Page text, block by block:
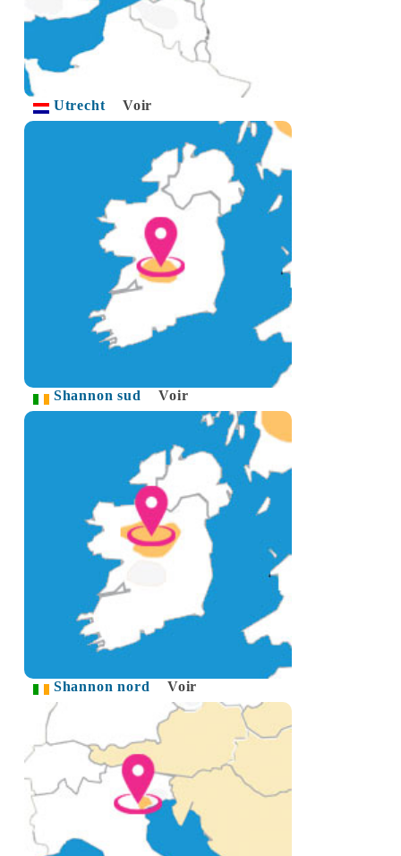
Utrecht Voir
Shannon sud Voir
Shannon nord Voir